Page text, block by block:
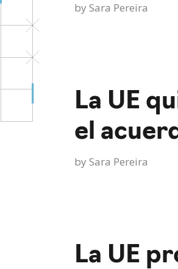
by Sara Pereira
La UE
el
by Sara Pereira
La UE